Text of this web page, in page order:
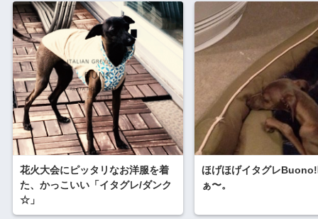
花火大会にピッタリなお洋服を着
た、かっこいい「イタグレ/ダンク
☆」
ほげほげイタグレ
ぁ〜。